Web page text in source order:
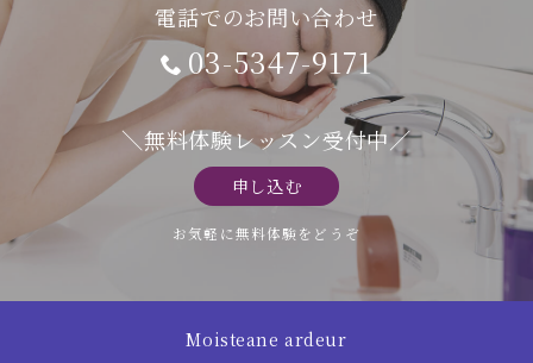
電話でのお問い合わせ
03-5347-9171
＼無料体験レッスン受付中／
申し込む
お気軽に無料体験をどうぞ
Moisteane ardeur